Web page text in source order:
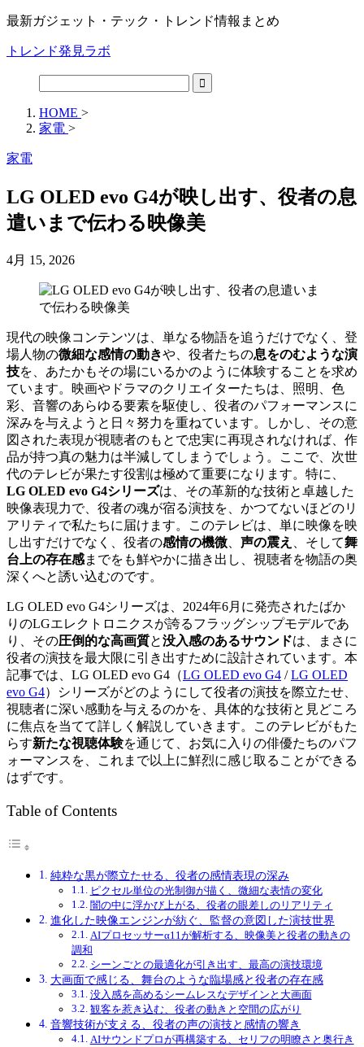
最新ガジェット・テック・トレンド情報まとめ
トレンド発見ラボ
HOME >
家電 >
家電
LG OLED evo G4が映し出す、役者の息
遣いまで伝わる映像美
4月 15, 2026
現代の映像コンテンツは、単なる物語を追うだけでなく、登
場人物の微細な感情の動きや、役者たちの息をのむような演
技を、あたかもその場にいるかのように体験することを求め
ています。映画やドラマのクリエイターたちは、照明、色
彩、音響のあらゆる要素を駆使し、役者のパフォーマンスに
深みを与えようと日々努力を重ねています。しかし、その意
図された表現が視聴者のもとで忠実に再現されなければ、作
品が持つ真の魅力は半減してしまうでしょう。ここで、次世
代のテレビが果たす役割は極めて重要になります。特に、
LG OLED evo G4シリーズは、その革新的な技術と卓越した
映像表現力で、役者の魂が宿る演技を、かつてないほどのリ
アリティで私たちに届けます。このテレビは、単に映像を映
し出すだけでなく、役者の感情の機微 声の震え 、そして舞
台上の存在感までをも鮮やかに描き出し、視聴者を物語の奥
深くへと誘い込むのです。
LG OLED evo G4シリーズは、2024年6月に発売されたばか
りのLGエレクトロニクスが誇るフラッグシップモデルであ
り、その圧倒的な高画質と没入感のあるサウンドは、まさに
役者の演技を最大限に引き出すために設計されています。本
記事では、 LG OLED evo G4（LG OLED evo G4 /LG OLED
evo G4）
シリーズがどのようにして役者の演技を際立たせ、
視聴者に深い感動を与えるのかを、具体的な技術と見どころ
に焦点を当てて詳しく解説していきます。このテレビがもた
らす新たな視聴体験を通じて、お気に入りの俳優たちのパフ
ォーマンスを、これまで以上に鮮烈に感じ取ることができる
はずです。
Table of Contents
純粋な黒が際立たせる、役者の感情表現の深み
ピクセル単位の光制御が描く、微細な表情の変化
闇の中に浮かび上がる、役者の眼差しのリアリティ
進化した映像エンジンが紡ぐ、監督の意図した演技世界
AIプロセッサーα11が解析する、映像美と役者の動きの
調和
シーンごとの最適化が引き出す、最高の演技環境
大画面で感じる、舞台のような臨場感と役者の存在感
没入感を高めるシームレスなデザインと大画面
観客を惹き込む、役者の動きと空間の広がり
音響技術が支える、役者の声の演技と感情の響き
AIサウンドプロが再構築する、セリフの明瞭さと奥行き